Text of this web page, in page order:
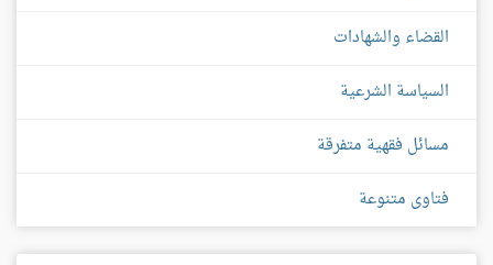
القضاء والشهادات
السياسة الشرعية
مسائل فقهية متفرقة
فتاوى متنوعة